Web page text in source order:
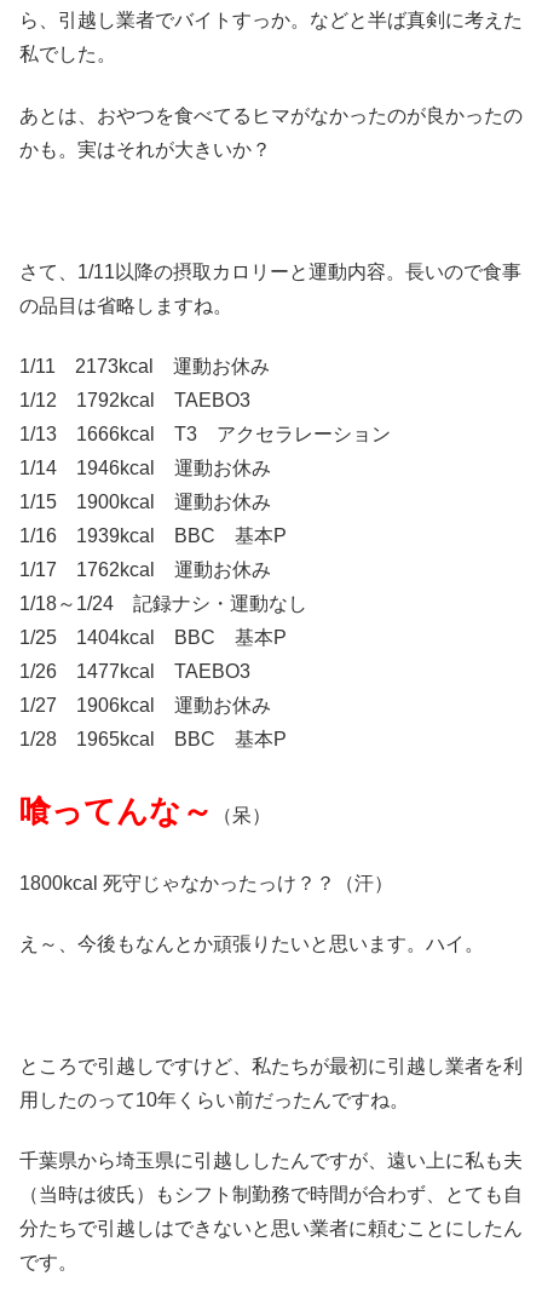
ら、引越し業者でバイトすっか。などと半ば真剣に考えた
私でした。
あとは、おやつを食べてるヒマがなかったのが良かったの
かも。実はそれが大きいか？
さて、1/11以降の摂取カロリーと運動内容。長いので食事
の品目は省略しますね。
1/11 2173kcal 運動お休み
1/12 1792kcal TAEBO3
1/13 1666kcal T3 アクセラレーション
1/14 1946kcal 運動お休み
1/15 1900kcal 運動お休み
1/16 1939kcal BBC 基本P
1/17 1762kcal 運動お休み
1/18～1/24 記録ナシ・運動なし
1/25 1404kcal BBC 基本P
1/26 1477kcal TAEBO3
1/27 1906kcal 運動お休み
1/28 1965kcal BBC 基本P
喰ってんな～ （呆）
1800kcal 死守じゃなかったっけ？？（汗）
え～、今後もなんとか頑張りたいと思います。ハイ。
ところで引越しですけど、私たちが最初に引越し業者を利
用したのって10年くらい前だったんですね。
千葉県から埼玉県に引越ししたんですが、遠い上に私も夫
（当時は彼氏）もシフト制勤務で時間が合わず、とても自
分たちで引越しはできないと思い業者に頼むことにしたん
です。